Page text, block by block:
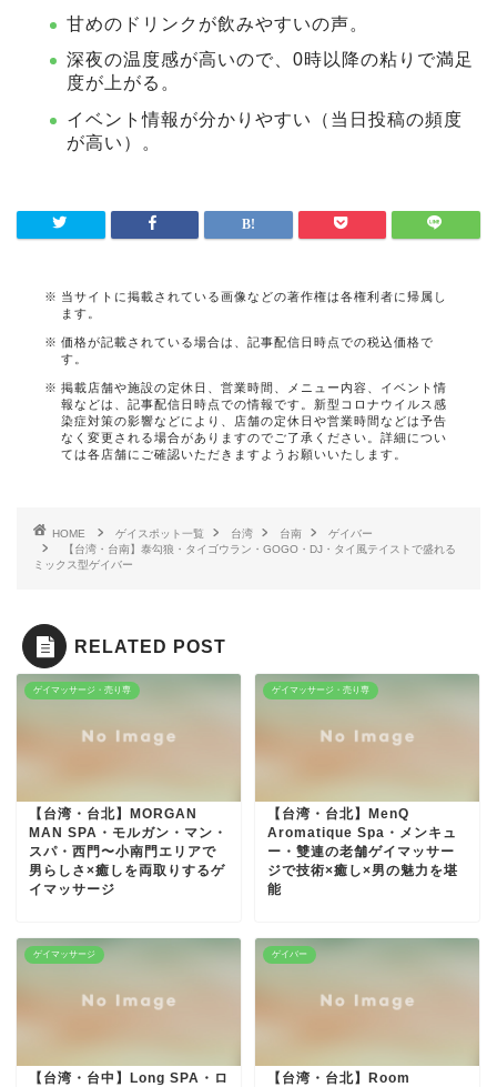
甘めのドリンクが飲みやすいの声。
深夜の温度感が高いので、0時以降の粘りで満足
度が上がる。
イベント情報が分かりやすい（当日投稿の頻度
が高い）。
当サイトに掲載されている画像などの著作権は各権利者に帰属し
ます。
価格が記載されている場合は、記事配信日時点での税込価格で
す。
掲載店舗や施設の定休日、営業時間、メニュー内容、イベント情
報などは、記事配信日時点での情報です。新型コロナウイルス感
染症対策の影響などにより、店舗の定休日や営業時間などは予告
なく変更される場合がありますのでご了承ください。詳細につい
ては各店舗にご確認いただきますようお願いいたします。
HOME ゲイスポット一覧 台湾 台南
ゲイバー
【台湾・台南】泰勾狼・タイゴウラン・GOGO・DJ・タイ風テイストで盛れる
ミックス型ゲイバー
RELATED POST
ゲイマッサージ・売り専
【台湾・台北】MORGAN
MAN SPA・モルガン・マン・
スパ・西門〜小南門エリアで
男らしさ×癒しを両取りするゲ
イマッサージ
ゲイマッサージ・売り専
【台湾・台北】MenQ
Aromatique Spa・メンキュ
ー・雙連の老舗ゲイマッサー
ジで技術×癒し×男の魅力を堪
能
ゲイマッサージ
【台湾・台中】Long SPA・ロ
ゲイバー
【台湾・台北】Room